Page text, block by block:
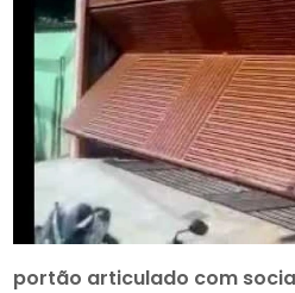
portão articulado com